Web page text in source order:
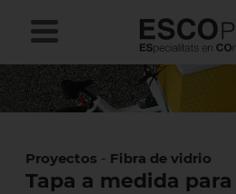
Proyectos - Fibra de vidrio
Tapa a medida